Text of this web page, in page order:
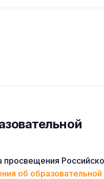
об образовательной